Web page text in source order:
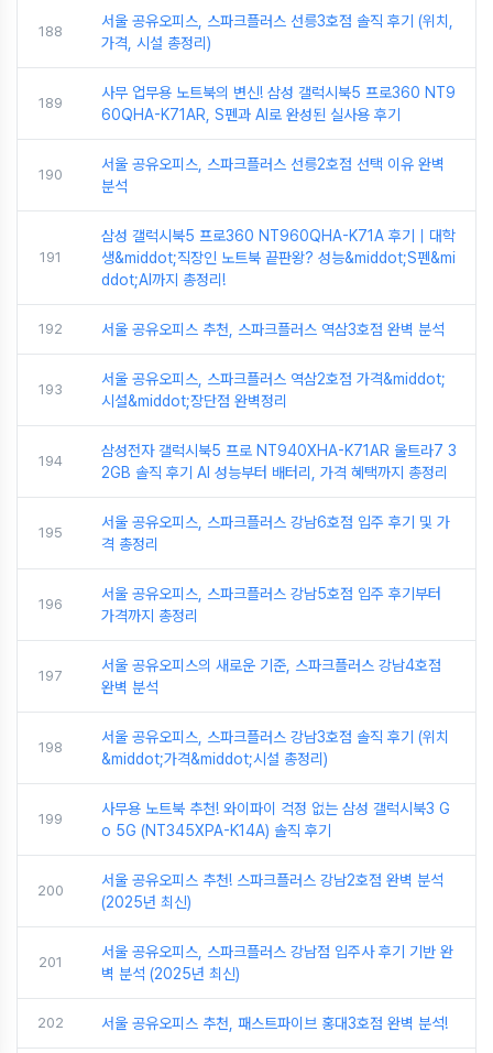
188
서울 공유오피스, 스파크플러스 선릉3호점 솔직 후기 (위치,
가격, 시설 총정리)
189
사무 업무용 노트북의 변신! 삼성 갤럭시북5 프로360 NT9
60QHA-K71AR, S펜과 AI로 완성된 실사용 후기
190
서울 공유오피스, 스파크플러스 선릉2호점 선택 이유 완벽
분석
191
삼성 갤럭시북5 프로360 NT960QHA-K71A 후기｜대학
생&middot;직장인 노트북 끝판왕? 성능&middot;S펜&mi
ddot;AI까지 총정리!
192 서울 공유오피스 추천, 스파크플러스 역삼3호점 완벽 분석
193
서울 공유오피스, 스파크플러스 역삼2호점 가격&middot;
시설&middot;장단점 완벽정리
194
삼성전자 갤럭시북5 프로 NT940XHA-K71AR 울트라7 3
2GB 솔직 후기 AI 성능부터 배터리, 가격 혜택까지 총정리
195
서울 공유오피스, 스파크플러스 강남6호점 입주 후기 및 가
격 총정리
196
서울 공유오피스, 스파크플러스 강남5호점 입주 후기부터
가격까지 총정리
197
서울 공유오피스의 새로운 기준, 스파크플러스 강남4호점
완벽 분석
198
서울 공유오피스, 스파크플러스 강남3호점 솔직 후기 (위치
&middot;가격&middot;시설 총정리)
199
사무용 노트북 추천! 와이파이 걱정 없는 삼성 갤럭시북3 G
o 5G (NT345XPA-K14A) 솔직 후기
200
서울 공유오피스 추천! 스파크플러스 강남2호점 완벽 분석
(2025년 최신)
201
서울 공유오피스, 스파크플러스 강남점 입주사 후기 기반 완
벽 분석 (2025년 최신)
202 서울 공유오피스 추천, 패스트파이브 홍대3호점 완벽 분석!